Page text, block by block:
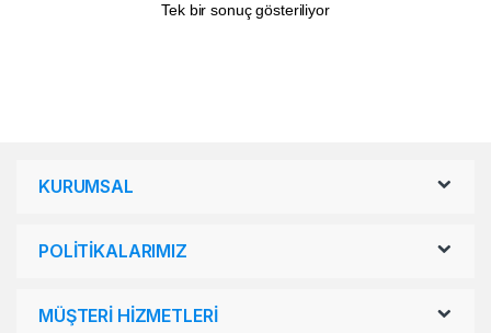
Tek bir sonuç gösteriliyor
KURUMSAL
POLİTİKALARIMIZ
MÜŞTERİ HİZMETLERİ